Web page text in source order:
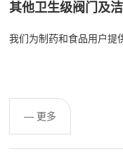
其他卫生级阀门及
我们为制药和食品用户提
— 更多